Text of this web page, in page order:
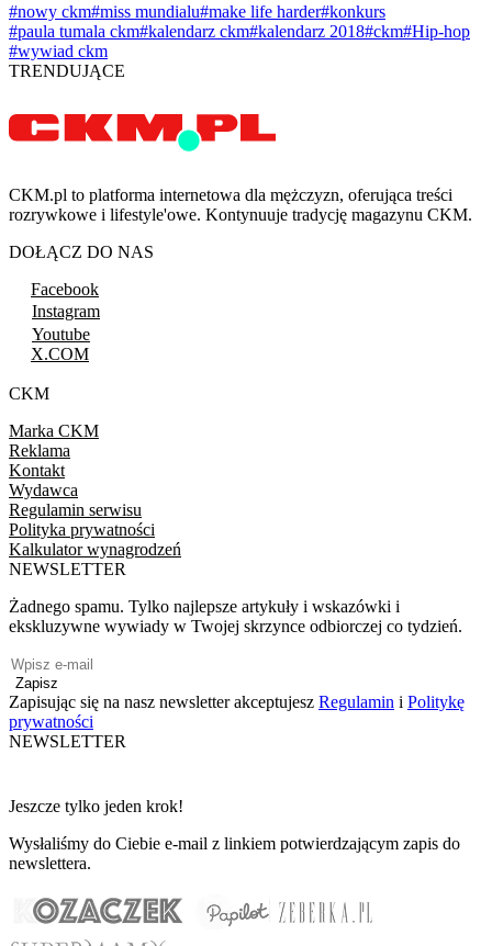
#nowy ckm#miss mundialu#make life harder#konkurs
#paula tumala ckm#kalendarz ckm#kalendarz 2018#ckm#Hip-hop
#wywiad ckm
TRENDUJĄCE
CKM.pl to platforma internetowa dla mężczyzn, oferująca treści
rozrywkowe i lifestyle'owe. Kontynuuje tradycję magazynu CKM.
DOŁĄCZ DO NAS
Facebook
Instagram
Youtube
X.COM
CKM
Marka CKM
Reklama
Kontakt
Wydawca
Regulamin serwisu
Polityka prywatności
Kalkulator wynagrodzeń
NEWSLETTER
Żadnego spamu. Tylko najlepsze artykuły i wskazówki i
ekskluzywne wywiady w Twojej skrzynce odbiorczej co tydzień.
Zapisz
Zapisując się na nasz newsletter akceptujesz Regulamin i Politykę
prywatności
NEWSLETTER
Jeszcze tylko jeden krok!
Wysłaliśmy do Ciebie e-mail z linkiem potwierdzającym zapis do
newslettera.